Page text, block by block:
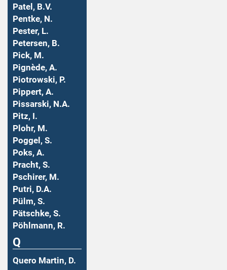
Patel, B.V.
Pentke, N.
Pester, L.
Petersen, B.
Pick, M.
Pignède, A.
Piotrowski, P.
Pippert, A.
Pissarski, N.A.
Pitz, I.
Plohr, M.
Poggel, S.
Poks, A.
Pracht, S.
Pschirer, M.
Putri, D.A.
Pülm, S.
Pätschke, S.
Pöhlmann, R.
Q
Quero Martin, D.